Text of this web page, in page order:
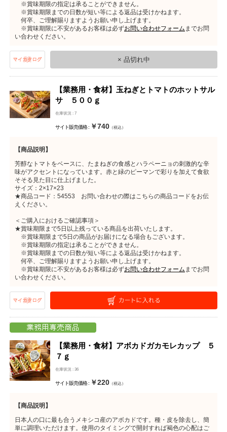
※賞味期限の指定は承ることができません。
※賞味期限までの日数が短い等による返品は受けかねます。
何卒、ご理解賜りますようお願い申し上げます。
※賞味期限に不安があるお客様は必ずお問い合わせフォーム までお問
い合わせください。
× 品切れ中
【業務用・食材】玉ねぎとトマトのホットサル
サ ５００ｇ
在庫状況 : 7
サイト販売価格 : ￥740（税込）
【商品説明】
芳醇なトマトをベースに、たまねぎの食感とハラペーニョの刺激的な辛
味がアクセントになっています。赤と緑のピーマンで彩りを加えて食欲
そそる見た目に仕上げました。
サイズ：2×17×23
★商品コード：54553 お問い合わせの際はこちらの商品コードをお伝
えください。
＜ご購入におけるご確認事項＞
★賞味期限まで5日以上残っている商品を出荷いたします。
※賞味期限まで5日の商品がお届けになる場合もございます。
※賞味期限の指定は承ることができません。
※賞味期限までの日数が短い等による返品は受けかねます。
何卒、ご理解賜りますようお願い申し上げます。
※賞味期限に不安があるお客様は必ずお問い合わせフォーム までお問
い合わせください。
【業務用・食材】アボカドガカモレカップ ５
７ｇ
在庫状況 : 36
サイト販売価格 : ￥220（税込）
【商品説明】
日本人の口に最も合うメキシコ産のアボカドです。種・皮を除去し、簡
単に調理いただけます。使用のタイミングで開封すれば褐色の心配はご